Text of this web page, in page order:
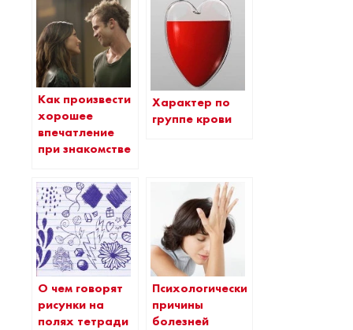
Как произвести
хорошее
впечатление
при знакомстве
Характер по
группе крови
О чем говорят
рисунки на
полях тетради
Психологические
причины
болезней